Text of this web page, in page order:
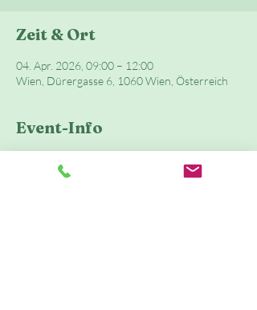
Zeit & Ort
04. Apr. 2026, 09:00 – 12:00
Wien, Dürergasse 6, 1060 Wien, Österreich
Event-Info
Sportliche Aktivitäten im Kindergarten- und